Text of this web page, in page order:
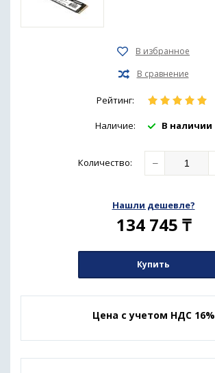
Рейтинг:
Наличие: В наличии
Количество: −
Нашли дешевле?
134 745 ₸
Купить
Цена с учетом НДС 16%